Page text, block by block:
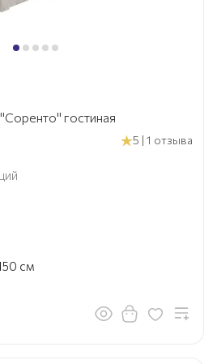
гостиная
5 | 1 отзыва
см